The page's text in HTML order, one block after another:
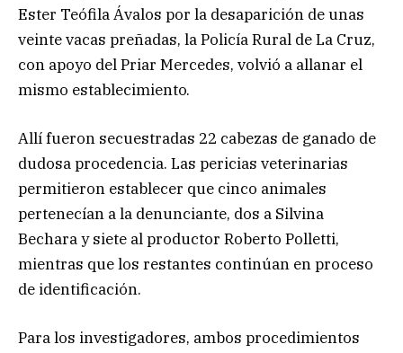
Ester Teófila Ávalos por la desaparición de unas
veinte vacas preñadas, la Policía Rural de La Cruz,
con apoyo del Priar Mercedes, volvió a allanar el
mismo establecimiento.
Allí fueron secuestradas 22 cabezas de ganado de
dudosa procedencia. Las pericias veterinarias
permitieron establecer que cinco animales
pertenecían a la denunciante, dos a Silvina
Bechara y siete al productor Roberto Polletti,
mientras que los restantes continúan en proceso
de identificación.
Para los investigadores, ambos procedimientos